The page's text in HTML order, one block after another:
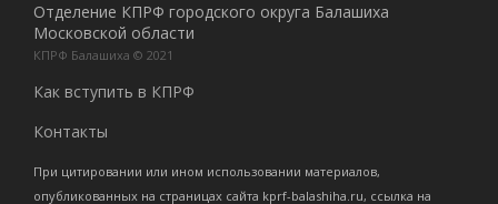
Отделение КПРФ городского округа Балашиха
Московской области
КПРФ Балашиха © 2021
Как вступить в КПРФ
Контакты
При цитировании или ином использовании материалов,
опубликованных на страницах сайта kprf-balashiha.ru, ссылка на